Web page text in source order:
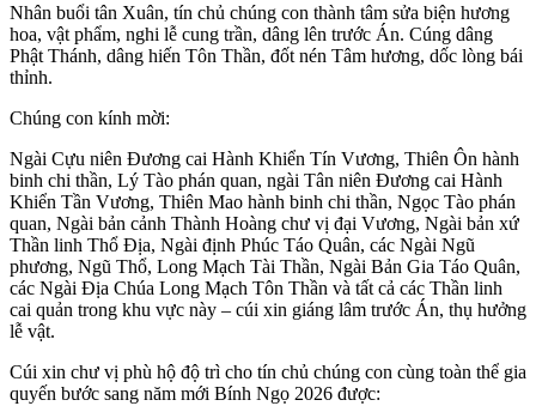
Nhân buổi tân Xuân, tín chủ chúng con thành tâm sửa biện hương
hoa, vật phẩm, nghi lễ cung trần, dâng lên trước Án. Cúng dâng
Phật Thánh, dâng hiến Tôn Thần, đốt nén Tâm hương, dốc lòng bái
thỉnh.
Chúng con kính mời:
Ngài Cựu niên Đương cai Hành Khiển Tín Vương, Thiên Ôn hành
binh chi thần, Lý Tào phán quan, ngài Tân niên Đương cai Hành
Khiển Tần Vương, Thiên Mao hành binh chi thần, Ngọc Tào phán
quan, Ngài bản cảnh Thành Hoàng chư vị đại Vương, Ngài bản xứ
Thần linh Thổ Địa, Ngài định Phúc Táo Quân, các Ngài Ngũ
phương, Ngũ Thổ, Long Mạch Tài Thần, Ngài Bản Gia Táo Quân,
các Ngài Địa Chúa Long Mạch Tôn Thần và tất cả các Thần linh
cai quản trong khu vực này – cúi xin giáng lâm trước Án, thụ hưởng
lễ vật.
Cúi xin chư vị phù hộ độ trì cho tín chủ chúng con cùng toàn thể gia
quyến bước sang năm mới Bính Ngọ 2026 được: